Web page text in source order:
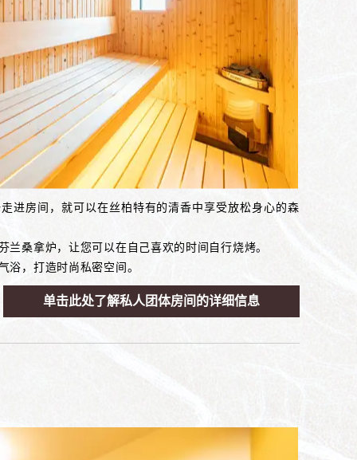
进房间，就可以在丝柏特有的清香中享受放松身心的森
兰桑拿炉，让您可以在自己喜欢的时间自行烧烤。
浴，打造时尚私密空间。
单击此处了解私人团体房间的详细信息